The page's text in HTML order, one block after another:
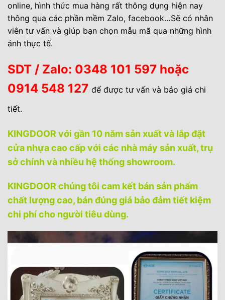
online, hình thức mua hàng rất thông dụng hiện nay
thông qua các phần mềm Zalo, facebook…Sẽ có nhân
viên tư vấn và giúp bạn chọn mẫu mã qua những hình
ảnh thực tế.
SDT / Zalo: 0348 101 597 hoặc
0914 548 127 để được tư vấn và báo giá chi
tiết.
KINGDOOR với gần 10 năm sản xuất và lắp đặt
cửa nhựa cao cấp với các nhà máy sản xuất, trụ
sở chính và nhiều hệ thống showroom.
KINGDOOR chúng tôi cam kết bán sản phẩm
chất lượng cao, bán đúng giá bảo đảm tiết kiệm
chi phí cho người tiêu dùng.